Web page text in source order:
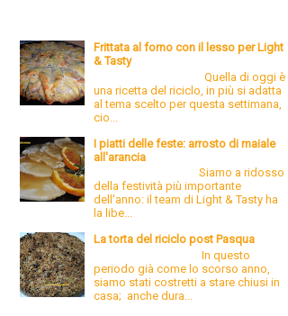
Frittata al forno con il lesso per Light
& Tasty
Quella di oggi è
una ricetta del riciclo, in più si adatta
al tema scelto per questa settimana,
cio...
I piatti delle feste: arrosto di maiale
all'arancia
Siamo a ridosso
della festività più importante
dell'anno: il team di Light & Tasty ha
la libe...
La torta del riciclo post Pasqua
In questo
periodo già come lo scorso anno,
siamo stati costretti a stare chiusi in
casa; anche dura...